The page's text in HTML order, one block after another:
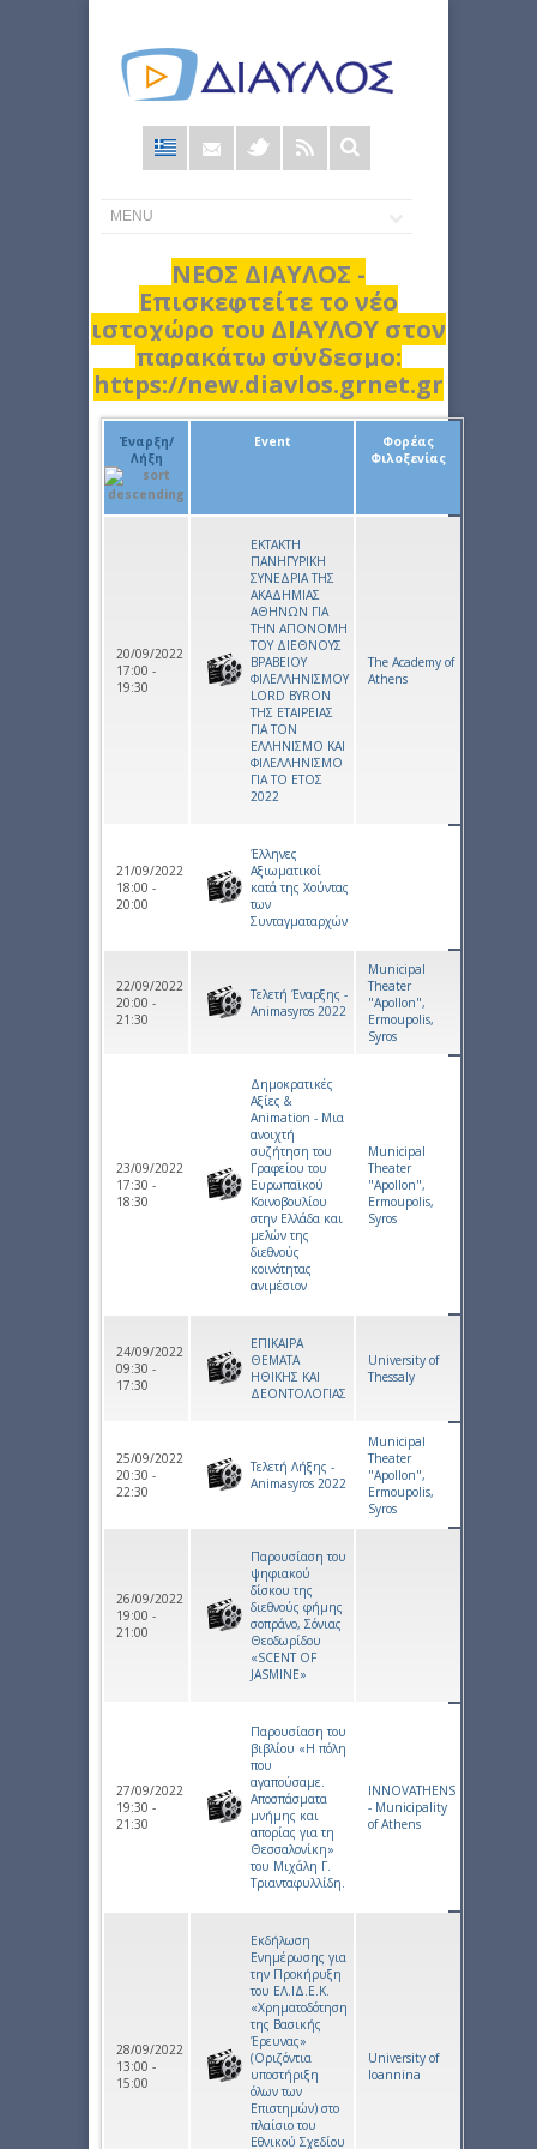
Φόρμα
αναζήτησης
ΝΕΟΣ ΔΙΑΥΛΟΣ -
Επισκεφτείτε το νέο
ιστοχώρο του ΔΙΑΥΛΟΥ στον
παρακάτω σύνδεσμο:
https://new.diavlos.grnet.gr
Έναρξη/
Λήξη
Event
Φορέας
Φιλοξενίας
20/09/2022
17:00 -
19:30
ΕΚΤΑΚΤΗ
ΠΑΝΗΓΥΡΙΚΗ
ΣΥΝΕΔΡΙΑ ΤΗΣ
ΑΚΑΔΗΜΙΑΣ
ΑΘΗΝΩΝ ΓΙΑ
ΤΗΝ ΑΠΟΝΟΜΗ
ΤΟΥ ΔΙΕΘΝΟΥΣ
ΒΡΑΒΕΙΟΥ
ΦΙΛΕΛΛΗΝΙΣΜΟΥ
LORD BYRON
ΤΗΣ ΕΤΑΙΡΕΙΑΣ
ΓΙΑ ΤΟΝ
ΕΛΛΗΝΙΣΜΟ ΚΑΙ
ΦΙΛΕΛΛΗΝΙΣΜΟ
ΓΙΑ ΤΟ ΕΤΟΣ
2022
The Academy of
Athens
21/09/2022
18:00 -
20:00
Έλληνες
Αξιωματικοί
κατά της Χούντας
των
Συνταγματαρχών
22/09/2022
20:00 -
21:30
Τελετή Έναρξης -
Animasyros 2022
Municipal
Theater
"Apollon",
Ermoupolis,
Syros
23/09/2022
17:30 -
18:30
Δημοκρατικές
Αξίες &
Animation - Mια
ανοιχτή
συζήτηση του
Γραφείου του
Ευρωπαϊκού
Κοινοβουλίου
στην Ελλάδα και
μελών της
διεθνούς
κοινότητας
ανιμέσιον
Municipal
Theater
"Apollon",
Ermoupolis,
Syros
24/09/2022
09:30 -
17:30
ΕΠΙΚΑΙΡΑ
ΘΕΜΑΤΑ
ΗΘΙΚΗΣ ΚΑΙ
ΔΕΟΝΤΟΛΟΓΙΑΣ
University of
Thessaly
25/09/2022
20:30 -
22:30
Τελετή Λήξης -
Animasyros 2022
Municipal
Theater
"Apollon",
Ermoupolis,
Syros
26/09/2022
19:00 -
21:00
Παρουσίαση του
ψηφιακού
δίσκου της
διεθνούς φήμης
σοπράνο, Σόνιας
Θεοδωρίδου
«SCENT OF
JASMINE»
27/09/2022
19:30 -
21:30
Παρουσίαση του
βιβλίου «Η πόλη
που
αγαπούσαμε.
Αποσπάσματα
μνήμης και
απορίας για τη
Θεσσαλονίκη»
του Μιχάλη Γ.
Τριανταφυλλίδη.
INNOVATHENS
- Municipality
of Athens
28/09/2022
13:00 -
15:00
Εκδήλωση
Ενημέρωσης για
την Προκήρυξη
του ΕΛ.ΙΔ.Ε.Κ.
«Χρηματοδότηση
της Βασικής
Έρευνας»
(Οριζόντια
υποστήριξη
όλων των
Επιστημών) στο
πλαίσιο του
Εθνικού Σχεδίου
University of
Ioannina